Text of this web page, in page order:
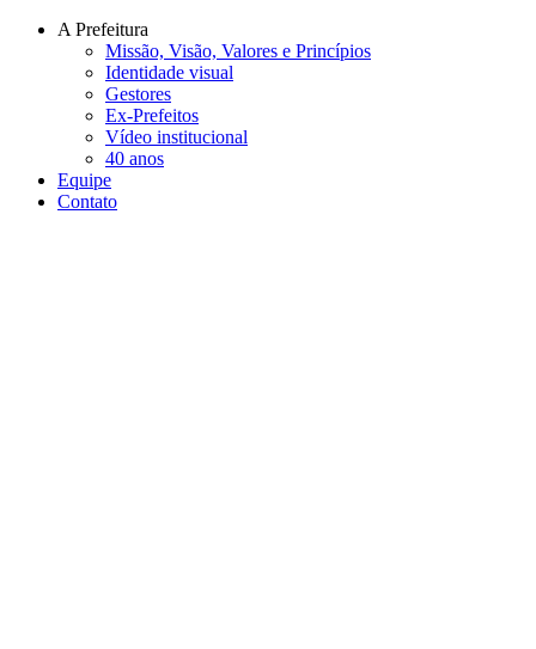
Conteúdo principal
A Prefeitura
Missão, Visão, Valores e Princípios
Identidade visual
Gestores
Ex-Prefeitos
Vídeo institucional
40 anos
Equipe
Contato